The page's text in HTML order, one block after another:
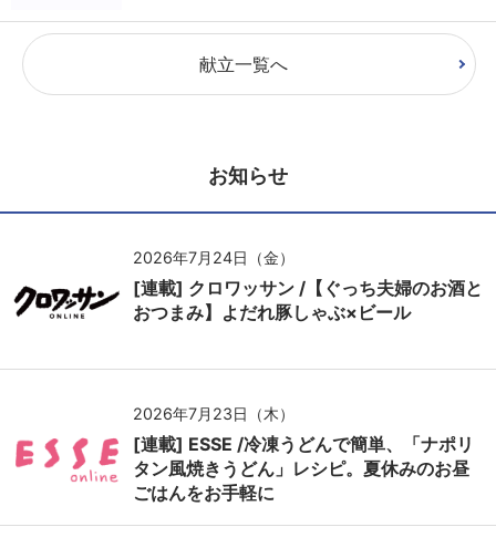
献立一覧へ
お知らせ
2026年7月24日（金）
[連載] クロワッサン /【ぐっち夫婦のお酒と
おつまみ】よだれ豚しゃぶ×ビール
2026年7月23日（木）
[連載] ESSE /冷凍うどんで簡単、「ナポリ
タン風焼きうどん」レシピ。夏休みのお昼
ごはんをお手軽に